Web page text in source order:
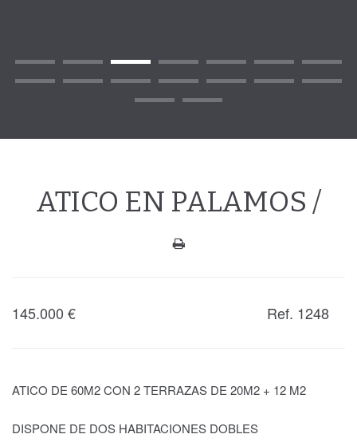
ATICO EN PALAMOS /
145.000 € Ref. 1248
ATICO DE 60M2 CON 2 TERRAZAS DE 20M2 + 12 M2
DISPONE DE DOS HABITACIONES DOBLES